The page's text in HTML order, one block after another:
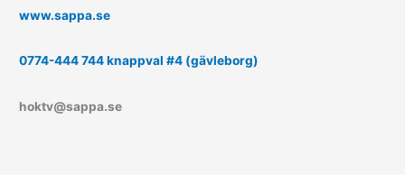
www.sappa.se
0774-444 744 knappval #4 (gävleborg)
hoktv@sappa.se